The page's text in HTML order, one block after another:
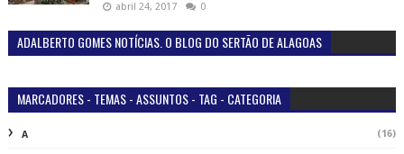
abril 24, 2017 0
ADALBERTO GOMES NOTÍCIAS. O BLOG DO SERTÃO DE ALAGOAS
MARCADORES - TEMAS - ASSUNTOS - TAG - CATEGORIA
A (16)